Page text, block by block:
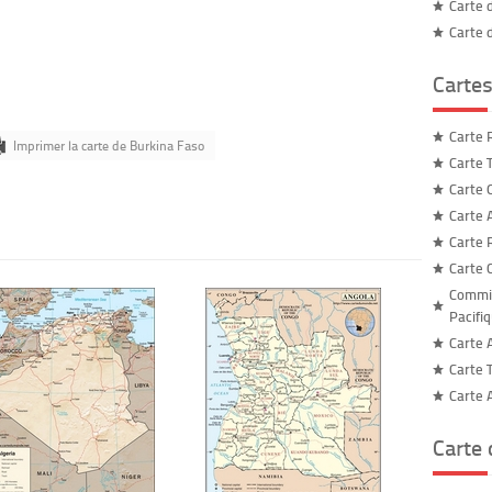
Imprimer la carte de Burkina Faso
Carte
Carte
Carte
Carte
Carte
Carte
Carte
Carte
Carte
Carte
Carte
Carte